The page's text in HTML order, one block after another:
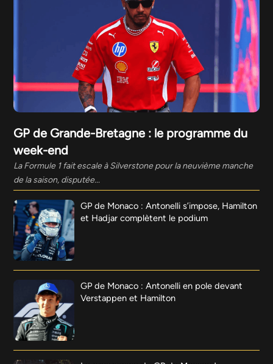
GP de Grande-Bretagne : le programme du
week-end
La Formule 1 fait escale à Silverstone pour la neuvième manche
de la saison, disputée...
GP de Monaco : Antonelli s’impose, Hamilton
et Hadjar complètent le podium
GP de Monaco : Antonelli en pole devant
Verstappen et Hamilton